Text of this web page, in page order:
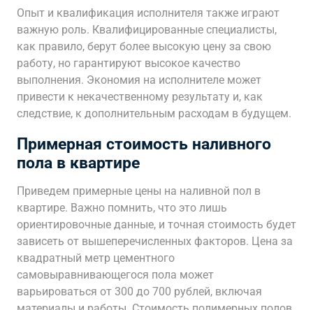
Опыт и квалификация исполнителя также играют
важную роль. Квалифицированные специалисты,
как правило, берут более высокую цену за свою
работу, но гарантируют высокое качество
выполнения. Экономия на исполнителе может
привести к некачественному результату и, как
следствие, к дополнительным расходам в будущем.
Примерная стоимость наливного
пола в квартире
Приведем примерные цены на наливной пол в
квартире. Важно помнить, что это лишь
ориентировочные данные, и точная стоимость будет
зависеть от вышеперечисленных факторов. Цена за
квадратный метр цементного
самовыравнивающегося пола может
варьироваться от 300 до 700 рублей, включая